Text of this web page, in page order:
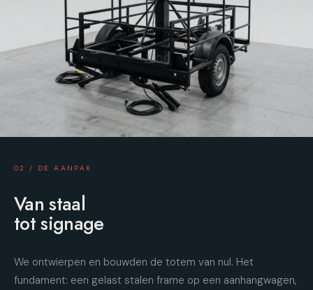
02 / DE AANPAK
Van staal
tot signage
We ontwierpen en bouwden de totem van nul. Het
fundament: een gelast stalen frame op een aanhangwagen,